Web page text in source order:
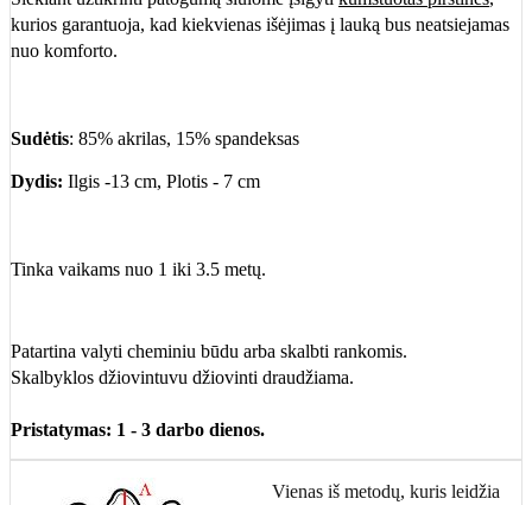
kurios garantuoja, kad kiekvienas išėjimas į lauką bus neatsiejamas
nuo komforto.
Sudėtis: 85% akrilas, 15% spandeksas
Dydis: Ilgis -13 cm, Plotis - 7 cm
Tinka vaikams nuo 1 iki 3.5 metų.
Patartina valyti cheminiu būdu arba skalbti rankomis.
Skalbyklos džiovintuvu džiovinti draudžiama.
Pristatymas: 1 - 3 darbo dienos.
Vienas iš metodų, kuris leidžia